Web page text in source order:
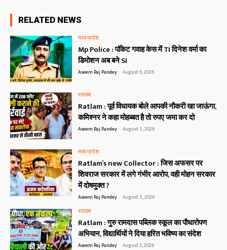
RELATED NEWS
मध्य प्रदेश
Mp Police : पॉकेट गवाह केस में TI दिनेश वर्मा का
डिमोशन अब बने SI
Aseem Raj Pandey - August 6, 2026
रतलाम
Ratlam : पूर्व विधायक बोले आपकी नौकरी खा जाऊंगा,
कमिश्नर ने कहा मोहब्बत है तो रुपए जमा कर दो
Aseem Raj Pandey - August 5, 2026
मध्य प्रदेश
Ratlam’s new Collector : जिस अफसर पर
शिवराज सरकार में लगे गंभीर आरोप, वही मोहन सरकार
में दोषमुक्त ?
Aseem Raj Pandey - August 5, 2026
रतलाम
Ratlam : गुरु रामदास पब्लिक स्कूल का पौधारोपण
अभियान, विद्यार्थियों ने दिया हरित भविष्य का संदेश
Aseem Raj Pandey - August 3, 2026